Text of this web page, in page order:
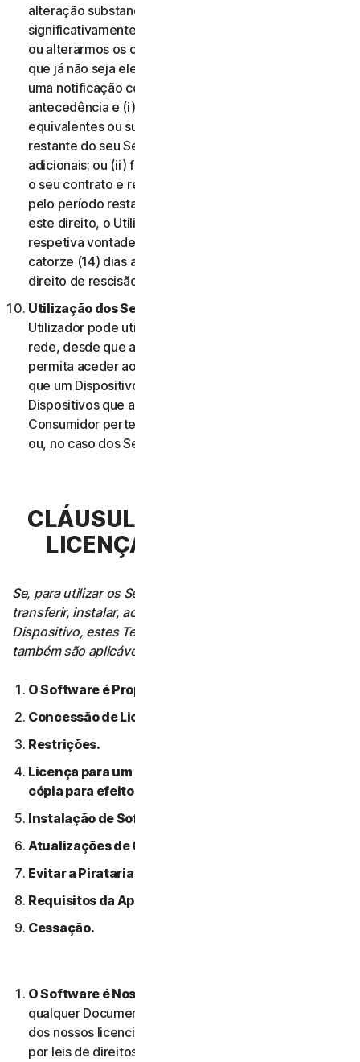
alteração substancial aos Serviços que possa ser
significativamente prejudicial para si, ou introduzirmos
ou alterarmos os critérios de elegibilidade de modo
que já não seja elegível para os Serviços, receberá
uma notificação com catorze (14) dias de
antecedência e (i) oferecemos-lhe serviços
equivalentes ou superiores durante o período
restante do seu Serviço sem quaisquer custos
adicionais; ou (ii) fornecemos-lhe o direito de terminar
o seu contrato e receber um reembolso proporcional
pelo período restante do seu Serviço. Para exercer
este direito, o Utilizador deve informar-nos da
respetiva vontade de rescindir o contrato no prazo de
catorze (14) dias após a notificação da alteração e do
direito de rescisão do Utilizador.
Utilização dos Serviços Através de uma Rede.
Utilizador pode utilizar os Serviços através de uma
rede, desde que a sua Elegibilidade do Serviço lhe
permita aceder aos Serviços ou utilizá-los em mais do
que um Dispositivo e desde que cada um desses
Dispositivos que aceda ou utilize os Serviços de
Consumidor pertença a um único agregado familiar
ou, no caso dos Serviços Comerciais, a uma única PE.
CLÁUSULA 3.ª – TERMOS DE
LICENÇA DE SOFTWARE
Se, para utilizar os Serviços, o Utilizador tiver de
transferir, instalar, aceder ou utilizar Software num
Dispositivo, estes Termos de Licença de Software
também são aplicáveis a essa utilização.
O Software é Propriedade da NortonLifeLock.
Concessão de Licença.
Restrições.
Licença para um único dispositivo: apenas uma
cópia para efeitos de backup ou arquivo permitida.
Instalação de Software.
Atualizações de Conteúdo Automáticas.
Evitar a Pirataria de Software.
Requisitos da Apple.
Cessação.
O Software é Nossa Propriedade
qualquer Documentação são nossa propriedade ou
dos nossos licenciantes e encontram-se protegidos
por leis de direitos de autor. Estas leis de direitos de